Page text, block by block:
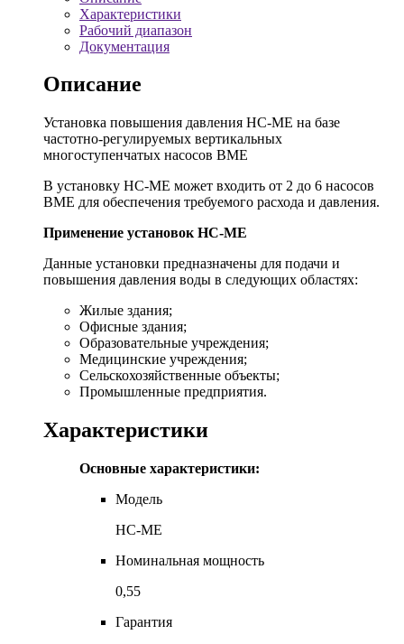
Характеристики
Рабочий диапазон
Документация
Описание
Установка повышения давления HC-ME на базе
частотно-регулируемых вертикальных
многоступенчатых насосов BME
В установку HC-ME может входить от 2 до 6 насосов
BME для обеспечения требуемого расхода и давления.
Применение установок HC-ME
Данные установки предназначены для подачи и
повышения давления воды в следующих областях:
Жилые здания;
Офисные здания;
Образовательные учреждения;
Медицинские учреждения;
Сельскохозяйственные объекты;
Промышленные предприятия.
Характеристики
Основные характеристики:
Модель
HC-ME
Номинальная мощность
0,55
Гарантия